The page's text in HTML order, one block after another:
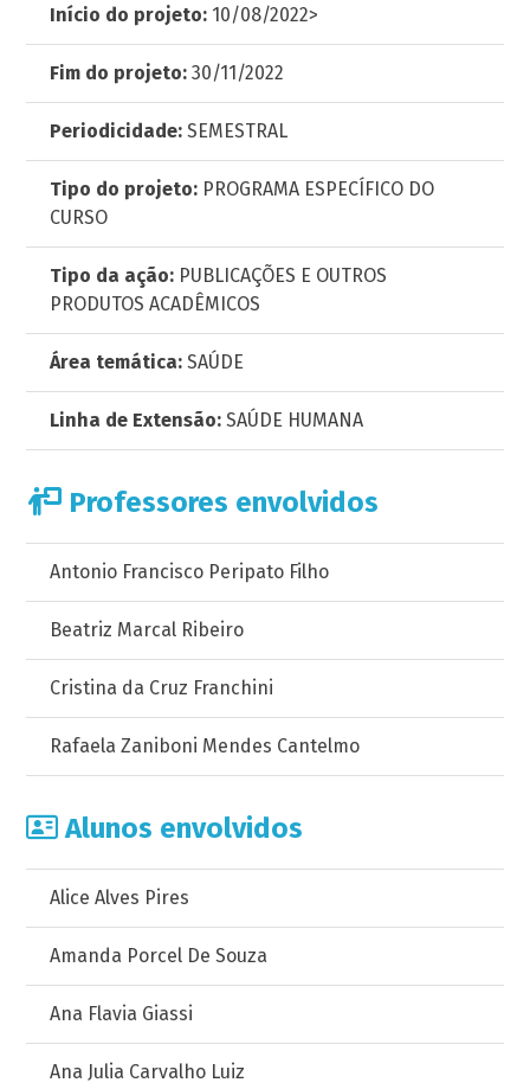
Início do projeto: 10/08/2022>
Fim do projeto: 30/11/2022
Periodicidade: SEMESTRAL
Tipo do projeto: PROGRAMA ESPECÍFICO DO
CURSO
Tipo da ação: PUBLICAÇÕES E OUTROS
PRODUTOS ACADÊMICOS
Área temática: SAÚDE
Linha de Extensão: SAÚDE HUMANA
Professores envolvidos
Antonio Francisco Peripato Filho
Beatriz Marcal Ribeiro
Cristina da Cruz Franchini
Rafaela Zaniboni Mendes Cantelmo
Alunos envolvidos
Alice Alves Pires
Amanda Porcel De Souza
Ana Flavia Giassi
Ana Julia Carvalho Luiz